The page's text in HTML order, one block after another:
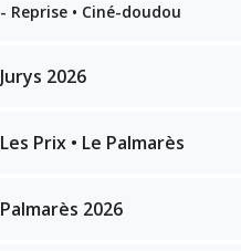
- Reprise • Ciné-doudou
Jurys 2026
Les Prix • Le Palmarès
Palmarès 2026